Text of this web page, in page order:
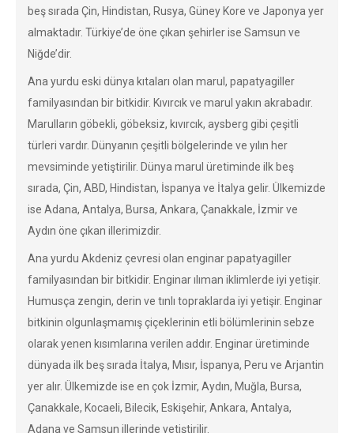
beş sırada Çin, Hindistan, Rusya, Güney Kore ve Japonya yer
almaktadır. Türkiye’de öne çıkan şehirler ise Samsun ve
Niğde’dir.
Ana yurdu eski dünya kıtaları olan marul, papatyagiller
familyasından bir bitkidir. Kıvırcık ve marul yakın akrabadır.
Marulların göbekli, göbeksiz, kıvırcık, aysberg gibi çeşitli
türleri vardır. Dünyanın çeşitli bölgelerinde ve yılın her
mevsiminde yetiştirilir. Dünya marul üretiminde ilk beş
sırada, Çin, ABD, Hindistan, İspanya ve İtalya gelir. Ülkemizde
ise Adana, Antalya, Bursa, Ankara, Çanakkale, İzmir ve
Aydın öne çıkan illerimizdir.
Ana yurdu Akdeniz çevresi olan enginar papatyagiller
familyasından bir bitkidir. Enginar ılıman iklimlerde iyi yetişir.
Humusça zengin, derin ve tınlı topraklarda iyi yetişir. Enginar
bitkinin olgunlaşmamış çiçeklerinin etli bölümlerinin sebze
olarak yenen kısımlarına verilen addır. Enginar üretiminde
dünyada ilk beş sırada İtalya, Mısır, İspanya, Peru ve Arjantin
yer alır. Ülkemizde ise en çok İzmir, Aydın, Muğla, Bursa,
Çanakkale, Kocaeli, Bilecik, Eskişehir, Ankara, Antalya,
Adana ve Samsun illerinde yetiştirilir.